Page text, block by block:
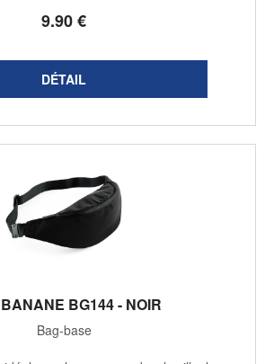
9.90€
BG144 - NOIR
Bag-base